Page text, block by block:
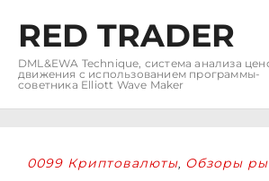
RED TRADER
DML&EWA Technique, система анализа
движения с использованием программы-
советника Elliott Wave Maker
0099 Криптовалюты, Обзоры